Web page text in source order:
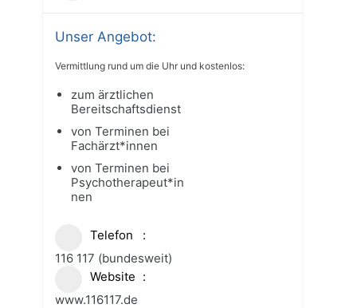
Unser Angebot:
Vermittlung rund um die Uhr und kostenlos:
zum ärztlichen
Bereitschaftsdienst
von Terminen bei
Fachärzt*innen
von Terminen bei
Psychotherapeut*in
nen
Telefon
116 117 (bundesweit)
Website
www.116117.de